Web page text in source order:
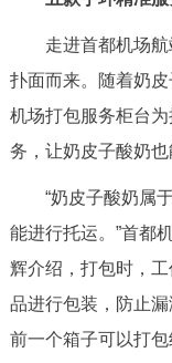
12345网上接诉即办
走进北京
北京概况
绿色北京
多语种
走进首都机场航
扑面而来。随着奶
机场打包服务柜台
务，让奶皮子酸奶也
“奶皮子酸奶属于
能进行托运。”首都
辉介绍，打包时，
品进行包装，防止
前一个箱子可以打